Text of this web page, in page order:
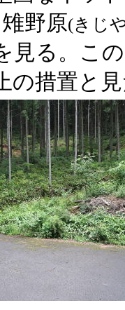
野原(きじ
見る。こ
の措置と